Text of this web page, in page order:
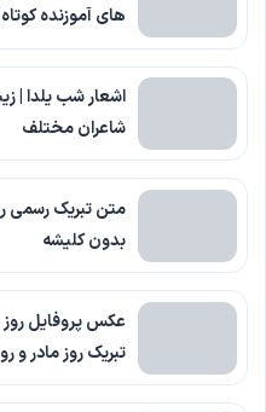
های آموزنده
اشعار شب یلدا |
شاعران مختلف
متن تبریک رسمی
بدون کلیشه
عکس پروفایل روز
تبریک روز مادر و